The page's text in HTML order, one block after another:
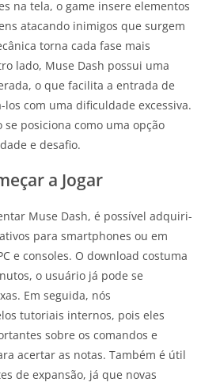
na tela, o game insere elementos
atacando inimigos que surgem
torna cada fase mais
lado, Muse Dash possui uma
o que facilita a entrada de
los com uma dificuldade excessiva.
posiciona como uma opção
e desafio.
a Jogar
Muse Dash, é possível adquiri-
para smartphones ou em
e consoles. O download costuma
o usuário já pode se
Em seguida, nós
tutoriais internos, pois eles
sobre os comandos e
acertar as notas. Também é útil
de expansão, já que novas